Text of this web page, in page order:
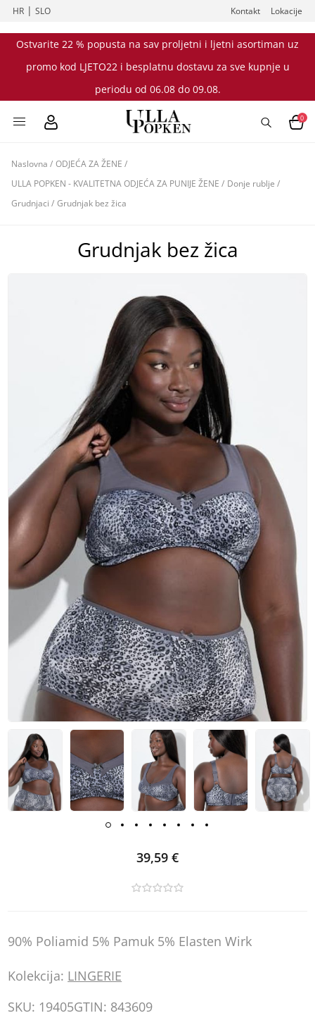
HR |SLO Kontakt Lokacije
Ostvarite 22 % popusta na sav proljetni i ljetni asortiman uz
promo kod LJETO22 i besplatnu dostavu za sve kupnje u
periodu od 06.08 do 09.08.
0
Naslovna / ODJEĆA ZA ŽENE /
ULLA POPKEN - KVALITETNA ODJEĆA ZA PUNIJE ŽENE / Donje rublje /
Grudnjaci / Grudnjak bez žica
Grudnjak bez žica
39,59 €
90% Poliamid 5% Pamuk 5% Elasten Wirk
Kolekcija: LINGERIE
SKU: 19405GTIN: 843609